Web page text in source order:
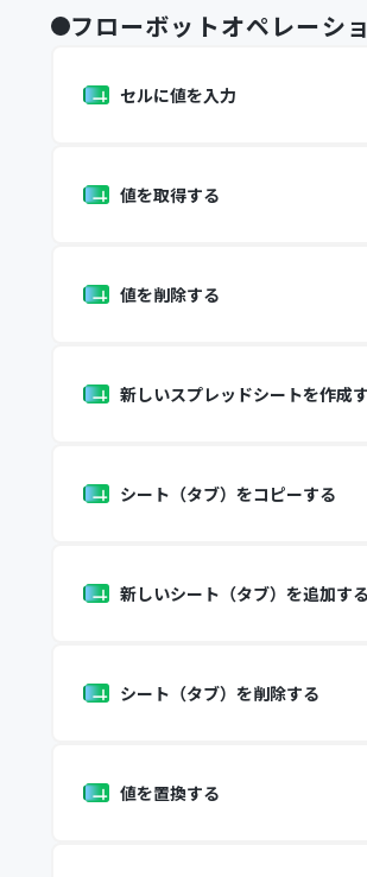
フローボットオペレーシ
セルに値を入力
値を取得する
値を削除する
新しいスプレッドシートを作成
シート（タブ）をコピーする
新しいシート（タブ）を追加する
シート（タブ）を削除する
値を置換する